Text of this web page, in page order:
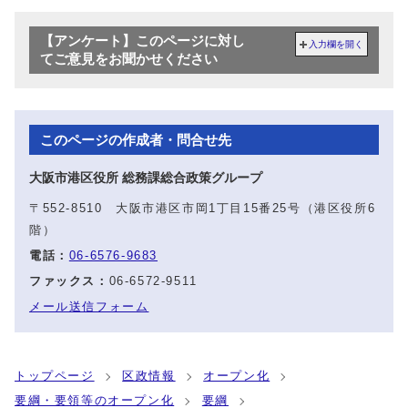
【アンケート】このページに対し
てご意見をお聞かせください
入力欄を開く
このページの作成者・問合せ先
大阪市港区役所 総務課総合政策グループ
〒552-8510 大阪市港区市岡1丁目15番25号（港区役所6
階）
電話： 06-6576-9683
ファックス： 06-6572-9511
メール送信フォーム
トップページ 区政情報
オープン化
要綱・要領等のオープン化
要綱